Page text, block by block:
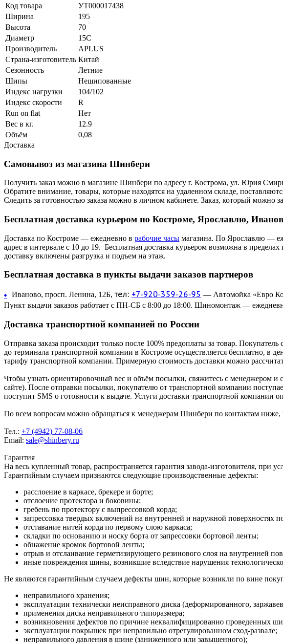
Код товара
УТ000017438
Ширина
195
Высота
70
Диаметр
15C
Производитель
APLUS
Страна-изготовитель Китай
Сезонность
Летние
Шипы
Нешипованные
Индекс нагрузки
104/102
Индекс скорости
R
Run on flat
Нет
Вес в кг.
12.9
Объём
0,08
Доставка
Самовывоз из магазина Шинбери
Получить заказ можно в магазине Шинбери по адресу г. Кострома, ул. Юрия
Обратите внимание, товары, которые находятся на удаленном складе,
Следить за готовностью заказа можно в личном кабинете. Заказ, который можно
Бесплатная доставка курьером по Костроме, Ярославлю,
Доставка по Костроме — ежедневно в рабочие часы магазина. По Ярославлю —
адрес в интервале с 10 до 19. Бесплатная доставка курьером возможна в
доставку включены разгрузка и подъем на этаж.
Бесплатная доставка в пункты выдачи заказов партнеров
• Иваново, просп. Ленина, 12Б, тел: +7-920-359-26-95 — Автомойка «Евро
Пункт выдачи заказов работает с ПН-СБ с 8:00 до 18:00. Шиномонтаж —
Доставка транспортной компанией по России
Отправка заказа происходит только после 100% предоплаты за товар.
до терминала транспортной компании в Костроме осуществляется бесплатно, в
тарифу транспортной компании. Примерную стоимость доставки можно
Чтобы узнать ориентировочный вес и объём посылки, свяжитесь с менеджером
сайте). После отправки посылки, покупателю от транспортной компании
поступит SMS о готовности к выдаче. Услуги доставки транспортной
По всем вопросам можно обращаться к менеджерам Шинбери по контактам ниже,
Тел.: +7 (4942) 77-08-06
Email: sale@shinbery.ru
Гарантия
На весь купленный товар, распространяется гарантия завода-изготовителя, при
Гарантийным случаем признаются следующие производственные дефекты:
расслоение в каркасе, брекере и борте;
отслоение протектора и боковины;
гребень по протектору с выпрессовкой корда;
запрессовка твердых включений на внутренней и наружной поверхностях
отставание нитей корда по первому слою каркаса;
складки по основанию и носку борта от запрессовки бортовой ленты;
обнажение кромок бортовой ленты;
отрыв и отслаивание герметизирующего резинового слоя на внутренней
иные повреждения шины, возникшие вследствие нарушения
Не являются гарантийным случаем дефекты шин, которые возникли по вине
неправильного хранения;
эксплуатации технически неисправного диска (деформированного,
применения диска неправильного типоразмера;
возникновения дефектов по причине неквалифицированно проведенных
эксплуатации покрышек при неправильно отрегулированном сход-развале;
неправильного давления в шине (заниженного или завышенного);